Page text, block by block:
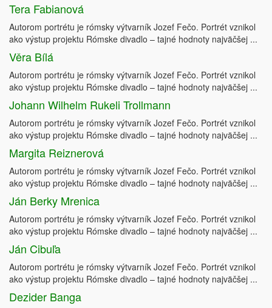
Tera Fabianová
Autorom portrétu je rómsky výtvarník Jozef Fečo. Portrét vznikol
ako výstup projektu Rómske divadlo – tajné hodnoty najväčšej ...
Věra Bílá
Autorom portrétu je rómsky výtvarník Jozef Fečo. Portrét vznikol
ako výstup projektu Rómske divadlo – tajné hodnoty najväčšej ...
Johann Wilhelm Rukeli Trollmann
Autorom portrétu je rómsky výtvarník Jozef Fečo. Portrét vznikol
ako výstup projektu Rómske divadlo – tajné hodnoty najväčšej ...
Margita Reiznerová
Autorom portrétu je rómsky výtvarník Jozef Fečo. Portrét vznikol
ako výstup projektu Rómske divadlo – tajné hodnoty najväčšej ...
Ján Berky Mrenica
Autorom portrétu je rómsky výtvarník Jozef Fečo. Portrét vznikol
ako výstup projektu Rómske divadlo – tajné hodnoty najväčšej ...
Ján Cibuľa
Autorom portrétu je rómsky výtvarník Jozef Fečo. Portrét vznikol
ako výstup projektu Rómske divadlo – tajné hodnoty najväčšej ...
Dezider Banga